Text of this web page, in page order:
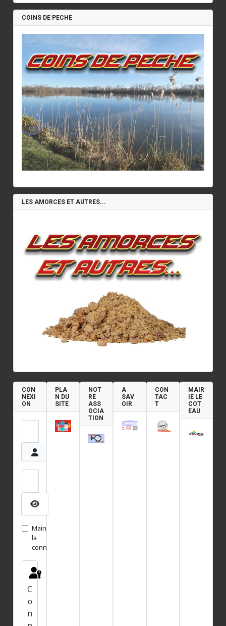
COINS DE PECHE
LES AMORCES ET AUTRES...
CON
NEXI
ON
Identifiant
Mot de passe
Afficher le mot de passe
Maintenir
la
connexion
C
o
n
PLA
N DU
SITE
NOT
RE
ASS
OCIA
TION
A
SAV
OIR
CON
TAC
T
MAIR
IE LE
COT
EAU